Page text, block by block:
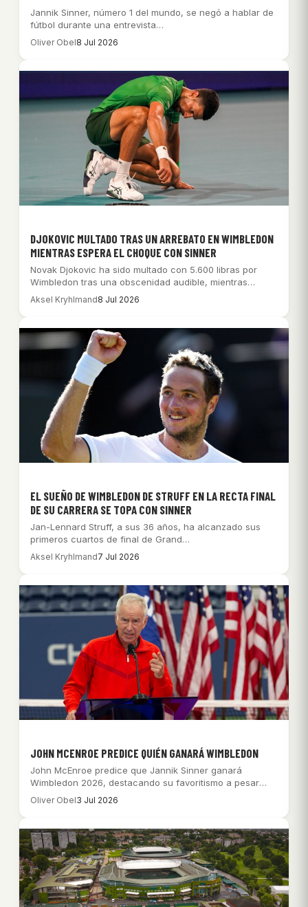
Jannik Sinner, número 1 del mundo, se negó a hablar de
fútbol durante una entrevista…
Oliver Obel8 Jul 2026
DJOKOVIC MULTADO TRAS UN ARREBATO EN WIMBLEDON
MIENTRAS ESPERA EL CHOQUE CON SINNER
Novak Djokovic ha sido multado con 5.600 libras por
Wimbledon tras una obscenidad audible, mientras…
Aksel Kryhlmand8 Jul 2026
EL SUEÑO DE WIMBLEDON DE STRUFF EN LA RECTA FINAL
DE SU CARRERA SE TOPA CON SINNER
Jan-Lennard Struff, a sus 36 años, ha alcanzado sus
primeros cuartos de final de Grand…
Aksel Kryhlmand7 Jul 2026
JOHN MCENROE PREDICE QUIÉN GANARÁ WIMBLEDON
John McEnroe predice que Jannik Sinner ganará
Wimbledon 2026, destacando su favoritismo a pesar
de…
Oliver Obel3 Jul 2026